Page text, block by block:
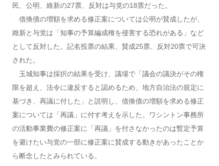
民、公明、維新の27票、反対は与党の18票だった。
借換債の増額を求める修正案については公明が賛成したが、
維新と与党は「知事の予算編成権を侵害する恐れがある」など
として反対した。記名投票の結果、賛成25票、反対20票で可決
された。
玉城知事は採択の結果を受け、議場で「議会の議決がその権
限を超え、法令に違反すると認めるため、地方自治法の規定に
基づき、再議に付した」と説明し、借換債の増額を求める修正
案については「再議」に付す考えを示した。ワシントン事務所
の活動事業費の修正案に「再議」を付さなかったのは暫定予算
を避けたい与党の一部に修正案に賛成する動きがあったことか
ら断念したとみられている。